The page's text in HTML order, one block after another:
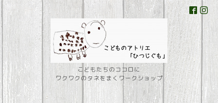
こどもたちのココロに
ワクワクのタネをまくワークショップ